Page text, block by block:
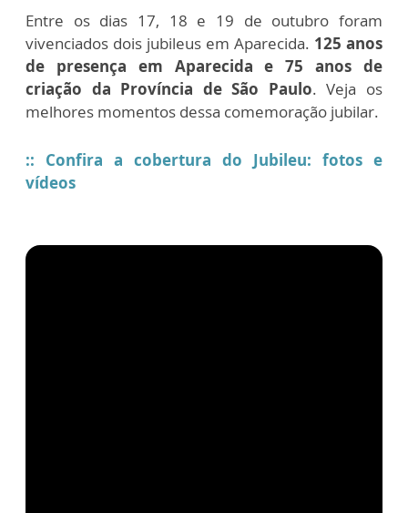
Entre os dias 17, 18 e 19 de outubro foram
vivenciados dois jubileus em Aparecida. 125 anos
de presença em Aparecida e 75 anos de
criação da Província de São Paulo. Veja os
melhores momentos dessa comemoração jubilar.
:: Confira a cobertura do Jubileu: fotos e
vídeos